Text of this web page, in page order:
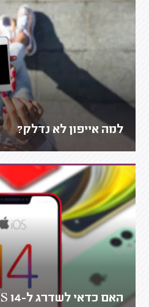
למה אייפון לא נדלק?
האם כדאי לשדרג ל-iOS 14?